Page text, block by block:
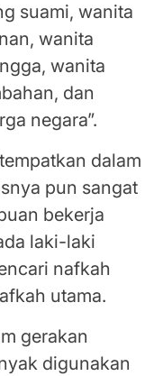
suami, wanita
wanita
wanita
dan
negara”.
dalam
pun sangat
bekerja
laki-laki
nafkah
utama.
gerakan
digunakan